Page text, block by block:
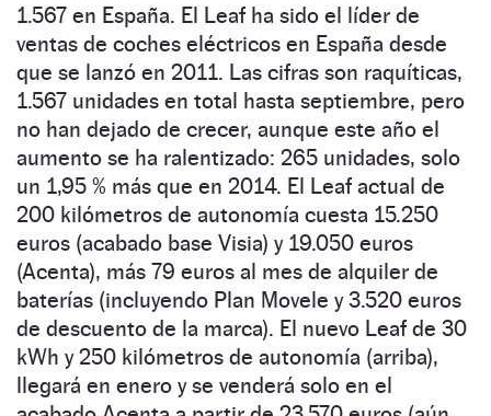
1.567 en España. El Leaf ha sido el líder de
ventas de coches eléctricos en España desde
que se lanzó en 2011. Las cifras son raquíticas,
1.567 unidades en total hasta septiembre, pero
no han dejado de crecer, aunque este año el
aumento se ha ralentizado: 265 unidades, solo
un 1,95 % más que en 2014. El Leaf actual de
200 kilómetros de autonomía cuesta 15.250
euros (acabado base Visia) y 19.050 euros
(Acenta), más 79 euros al mes de alquiler de
baterías (incluyendo Plan Movele y 3.520 euros
de descuento de la marca). El nuevo Leaf de 30
kWh y 250 kilómetros de autonomía (arriba),
llegará en enero y se venderá solo en el